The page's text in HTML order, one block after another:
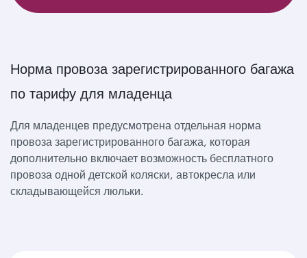
Норма провоза зарегистрированного багажа
по тарифу для младенца
Для младенцев предусмотрена отдельная норма
провоза зарегистрированного багажа, которая
дополнительно включает возможность бесплатного
провоза одной детской коляски, автокресла или
складывающейся люльки.